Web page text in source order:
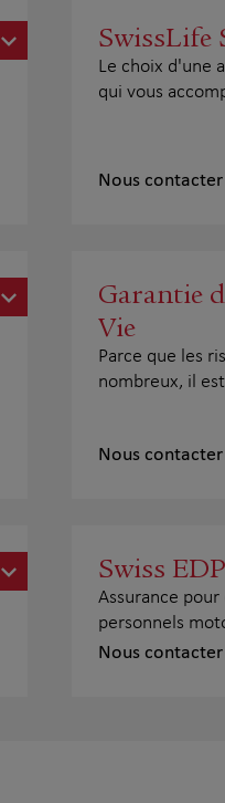
SwissLife
Le choix d'une
qui vous
Nous contacter
Garantie
Vie
Parce que les
nombreux, il
Nous contacter
Swiss
Assurance
personnels
Nous contacter